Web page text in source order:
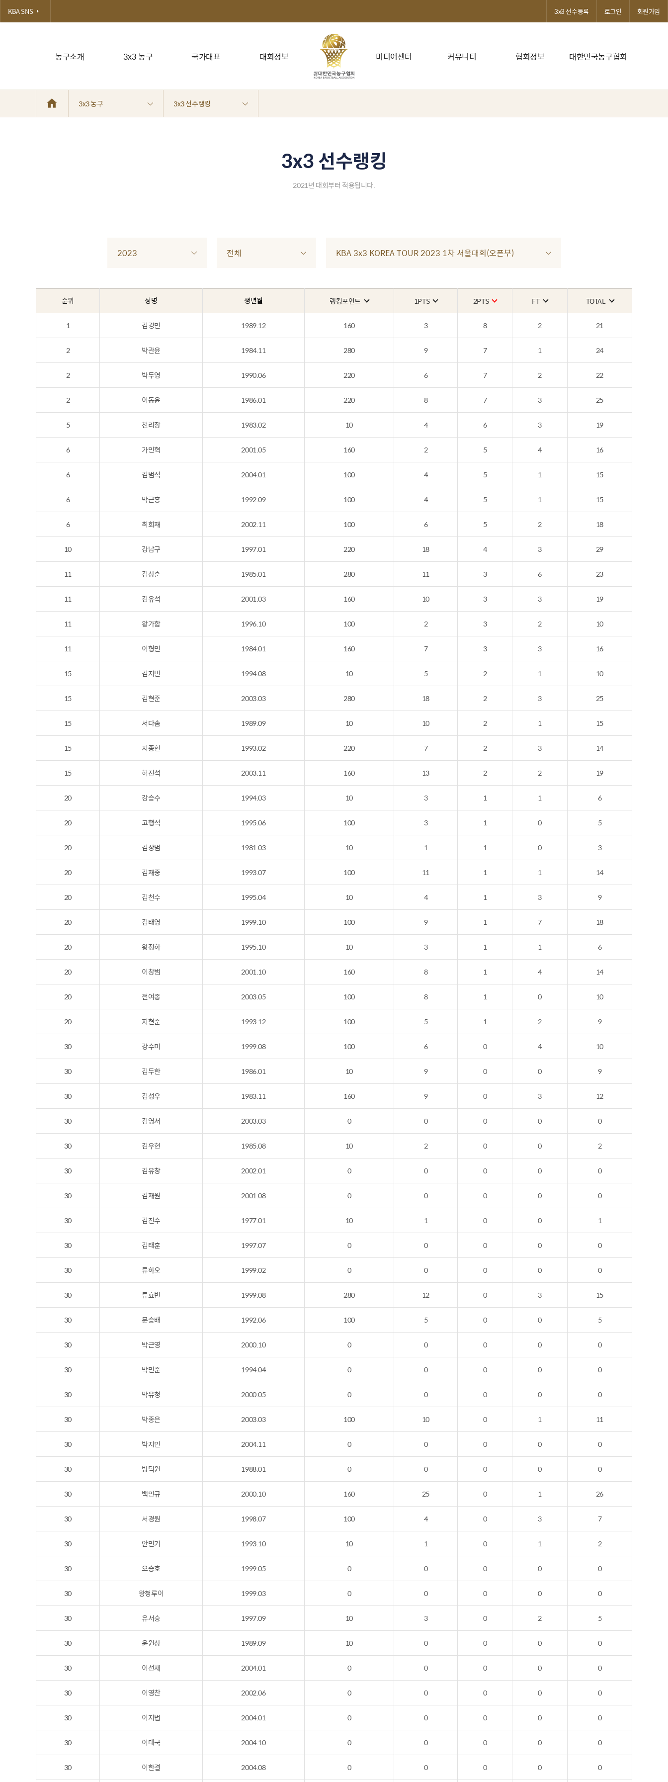
농구소개 3x3 농구 국가대표 대회정보 미디어센터 커뮤니티 협회정보 대한민국농구협회
KBA SNS 3x3 선수등록 로그인 회원가입
3x3 농구 3x3 선수랭킹
3x3 선수랭킹
2021년 대회부터 적용됩니다.
2023 전체 KBA 3x3 KOREA TOUR 2023 1차 서울대회(오픈부)
순위 성명 생년월 랭킹포인트 1PTS 2PTS FT TOTAL
1 김경민 1989.12 160 3 8 2 21
2 박관윤 1984.11 280 9 7 1 24
2 박두영 1990.06 220 6 7 2 22
2 이동윤 1986.01 220 8 7 3 25
5 천리장 1983.02 10 4 6 3 19
6 가민혁 2001.05 160 2 5 4 16
6 김범석 2004.01 100 4 5 1 15
6 박근홍 1992.09 100 4 5 1 15
6 최희재 2002.11 100 6 5 2 18
10 강남구 1997.01 220 18 4 3 29
11 김상훈 1985.01 280 11 3 6 23
11 김유석 2001.03 160 10 3 3 19
11 왕가함 1996.10 100 2 3 2 10
11 이형민 1984.01 160 7 3 3 16
15 김지빈 1994.08 10 5 2 1 10
15 김현준 2003.03 280 18 2 3 25
15 서다솜 1989.09 10 10 2 1 15
15 지종현 1993.02 220 7 2 3 14
15 허진석 2003.11 160 13 2 2 19
20 강승수 1994.03 10 3 1 1 6
20 고행석 1995.06 100 3 1 0 5
20 김상범 1981.03 10 1 1 0 3
20 김재중 1993.07 100 11 1 1 14
20 김천수 1995.04 10 4 1 3 9
20 김태영 1999.10 100 9 1 7 18
20 왕정하 1995.10 10 3 1 1 6
20 이창범 2001.10 160 8 1 4 14
20 전여종 2003.05 100 8 1 0 10
20 지현준 1993.12 100 5 1 2 9
30 강수미 1999.08 100 6 0 4 10
30 김두한 1986.01 10 9 0 0 9
30 김성우 1983.11 160 9 0 3 12
30 김영서 2003.03 0 0 0 0 0
30 김우현 1985.08 10 2 0 0 2
30 김유창 2002.01 0 0 0 0 0
30 김재원 2001.08 0 0 0 0 0
30 김진수 1977.01 10 1 0 0 1
30 김태훈 1997.07 0 0 0 0 0
30 류하오 1999.02 0 0 0 0 0
30 류효빈 1999.08 280 12 0 3 15
30 문승배 1992.06 100 5 0 0 5
30 박근영 2000.10 0 0 0 0 0
30 박민준 1994.04 0 0 0 0 0
30 박유청 2000.05 0 0 0 0 0
30 박종은 2003.03 100 10 0 1 11
30 박지민 2004.11 0 0 0 0 0
30 방덕원 1988.01 0 0 0 0 0
30 백민규 2000.10 160 25 0 1 26
30 서경원 1998.07 100 4 0 3 7
30 안민기 1993.10 10 1 0 1 2
30 오승호 1999.05 0 0 0 0 0
30 왕청루이 1999.03 0 0 0 0 0
30 유서승 1997.09 10 3 0 2 5
30 윤원상 1989.09 10 0 0 0 0
30 이선재 2004.01 0 0 0 0 0
30 이영찬 2002.06 0 0 0 0 0
30 이지법 2004.01 0 0 0 0 0
30 이태국 2004.10 0 0 0 0 0
30 이한결 2004.08 0 0 0 0 0